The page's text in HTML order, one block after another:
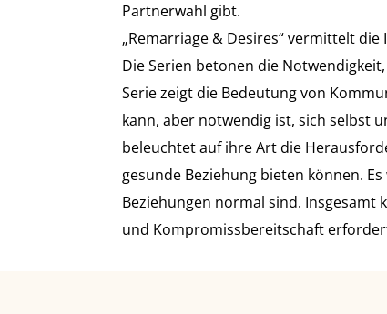
Partnerwahl gibt.
„Remarriage & Desires“ vermittelt
Die Serien betonen die
Serie zeigt die Bedeutung von
kann, aber notwendig ist, sich selbst
beleuchtet auf ihre Art die
gesunde Beziehung bieten können.
Beziehungen normal sind. Insgesamt
und Kompromissbereitschaft